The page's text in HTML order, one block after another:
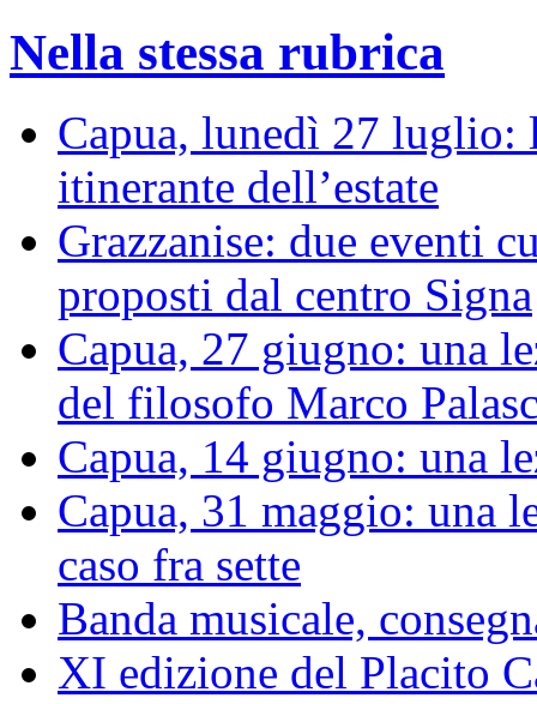
Nella stessa rubrica
Capua, lunedì 27 luglio:
itinerante dell’estate
Grazzanise: due eventi
proposti dal centro Signa
Capua, 27 giugno: una
del filosofo Marco
Capua, 14 giugno: una
Capua, 31 maggio: una
caso fra sette
Banda musicale,
XI edizione del Placito